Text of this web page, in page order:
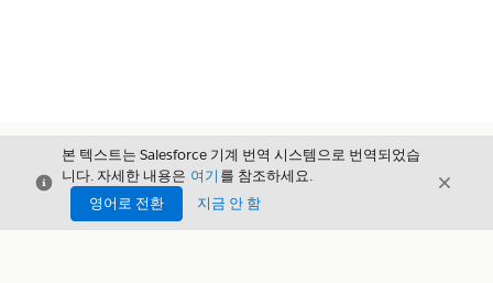
닫기
본 텍스트는 Salesforce 기계 번역 시스템으로 번역되었습
니다. 자세한 내용은 여기 를 참조하세요.
영어로 전환
지금 안 함
닫기